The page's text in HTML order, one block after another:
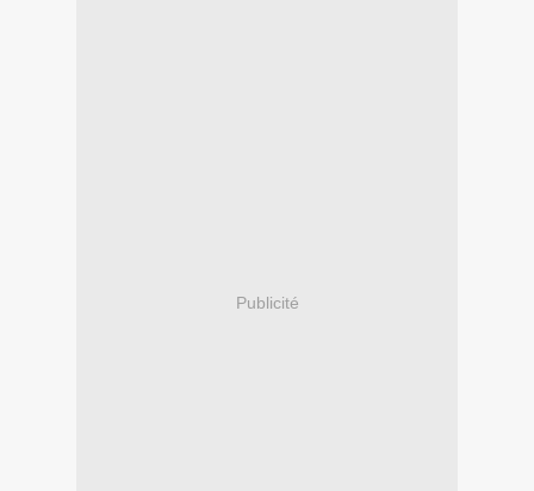
Publicité